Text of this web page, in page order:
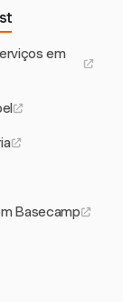
em
Basecamp